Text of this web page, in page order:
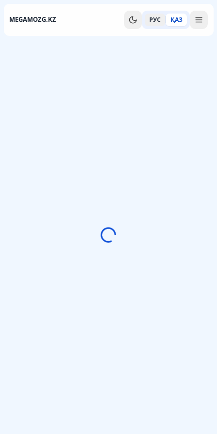
MEGAMOZG.KZ РУС ҚАЗ